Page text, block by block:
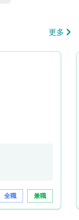
更多
全職 兼職